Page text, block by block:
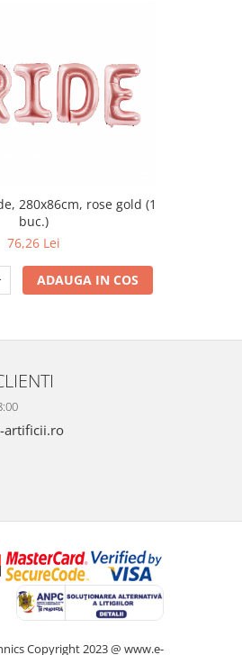
280x86cm, rose gold (1
buc.)
76,26 Lei
ADAUGA IN COS
artificii.ro
Copyright 2023 @ www.e-